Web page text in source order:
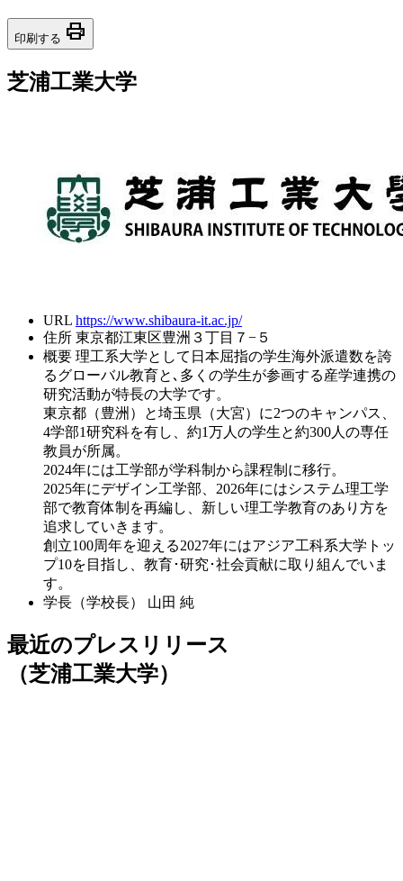
印刷する print
芝浦工業大学
URL https://www.shibaura-it.ac.jp/
住所 東京都江東区豊洲３丁目７−５
概要 理工系大学として日本屈指の学生海外派遣数を誇
るグローバル教育と､多くの学生が参画する産学連携の
研究活動が特長の大学です。
東京都（豊洲）と埼玉県（大宮）に2つのキャンパス、
4学部1研究科を有し、約1万人の学生と約300人の専任
教員が所属。
2024年には工学部が学科制から課程制に移行。
2025年にデザイン工学部、2026年にはシステム理工学
部で教育体制を再編し、新しい理工学教育のあり方を
追求していきます。
創立100周年を迎える2027年にはアジア工科系大学トッ
プ10を目指し、教育･研究･社会貢献に取り組んでいま
す。
学長（学校長）
山田 純
最近のプレスリリース
（芝浦工業大学）